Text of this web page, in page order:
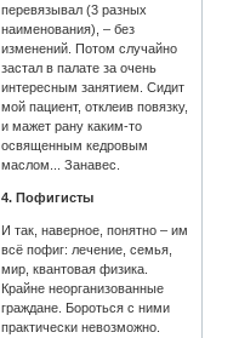
перевязывал (3 разных
наименования), – без
изменений. Потом случайно
застал в палате за очень
интересным занятием. Сидит
мой пациент, отклеив повязку,
и мажет рану каким-то
освященным кедровым
маслом... Занавес.
4. Пофигисты
И так, наверное, понятно – им
всё пофиг: лечение, семья,
мир, квантовая физика.
Крайне неорганизованные
граждане. Бороться с ними
практически невозможно.